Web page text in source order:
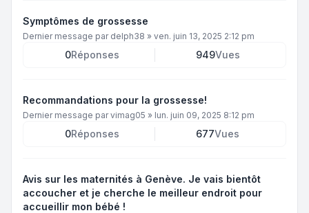
Symptômes de grossesse
Dernier message par delph38 » ven. juin 13, 2025 2:12 pm
0Réponses 949Vues
Recommandations pour la grossesse!
Dernier message parvimag05 » lun. juin 09, 2025 8:12 pm
0Réponses 677Vues
Avis sur les maternités à Genève. Je vais bientôt
accoucher et je cherche le meilleur endroit pour
accueillir mon bébé !